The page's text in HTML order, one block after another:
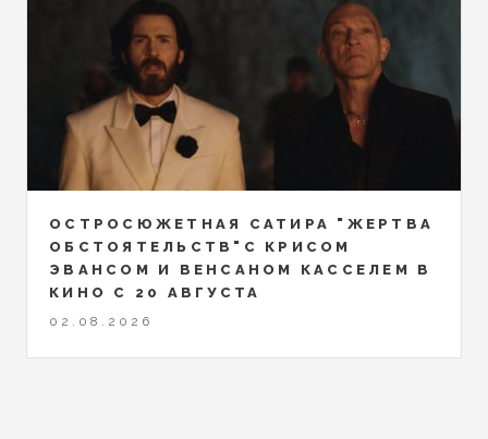
ОСТРОСЮЖЕТНАЯ САТИРА "ЖЕРТВА
ОБСТОЯТЕЛЬСТВ"С КРИСОМ
ЭВАНСОМ И ВЕНСАНОМ КАССЕЛЕМ В
КИНО С 20 АВГУСТА
02.08.2026